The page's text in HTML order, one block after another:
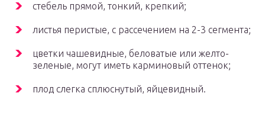
стебель прямой, тонкий, крепкий;
листья перистые, с рассечением на 2-3 сегмента;
цветки чашевидные, беловатые или желто-
зеленые, могут иметь карминовый оттенок;
плод слегка сплюснутый, яйцевидный.